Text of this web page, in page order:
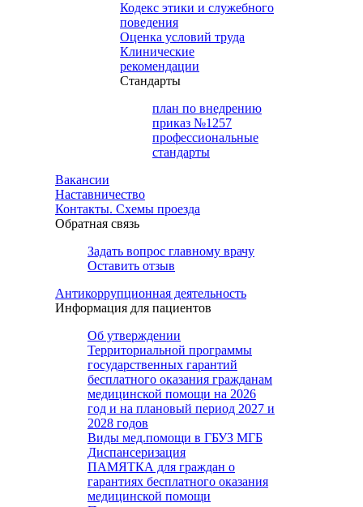
Кодекс этики и служебного
поведения
Оценка условий труда
Клинические
рекомендации
Cтандарты
план по внедрению
приказ №1257
профессиональные
стандарты
Вакансии
Наставничество
Контакты. Схемы проезда
Обратная связь
Задать вопрос главному врачу
Оставить отзыв
Антикоррупционная деятельность
Информация для пациентов
Об утверждении
Территориальной программы
государственных гарантий
бесплатного оказания гражданам
медицинской помощи на 2026
год и на плановый период 2027 и
2028 годов
Виды мед.помощи в ГБУЗ МГБ
Диспансеризация
ПАМЯТКА для граждан о
гарантиях бесплатного оказания
медицинской помощи